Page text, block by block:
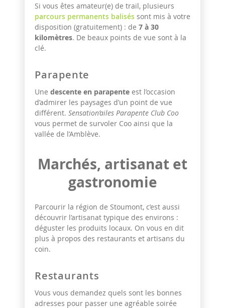
Si vous êtes amateur(e) de trail, plusieurs
parcours permanents balisés sont mis à votre
disposition (gratuitement) : de 7 à 30
kilomètres. De beaux points de vue sont à la
clé.
Parapente
Une descente en parapente est l’occasion
d’admirer les paysages d’un point de vue
différent. Sensation’ailes Parapente Club Coo
vous permet de survoler Coo ainsi que la
vallée de l’Amblève.
Marchés, artisanat et
gastronomie
Parcourir la région de Stoumont, c’est aussi
découvrir l’artisanat typique des environs :
déguster les produits locaux. On vous en dit
plus à propos des restaurants et artisans du
coin.
Restaurants
Vous vous demandez quels sont les bonnes
adresses pour passer une agréable soirée